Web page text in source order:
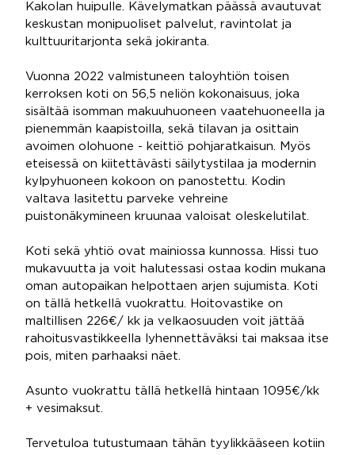
Kakolan huipulle. Kävelymatkan päässä avautuvat
keskustan monipuoliset palvelut, ravintolat ja
kulttuuritarjonta sekä jokiranta.
Vuonna 2022 valmistuneen taloyhtiön toisen
kerroksen koti on 56,5 neliön kokonaisuus, joka
sisältää isomman makuuhuoneen vaatehuoneella ja
pienemmän kaapistoilla, sekä tilavan ja osittain
avoimen olohuone - keittiö pohjaratkaisun. Myös
eteisessä on kiitettävästi säilytystilaa ja modernin
kylpyhuoneen kokoon on panostettu. Kodin
valtava lasitettu parveke vehreine
puistonäkymineen kruunaa valoisat oleskelutilat.
Koti sekä yhtiö ovat mainiossa kunnossa. Hissi tuo
mukavuutta ja voit halutessasi ostaa kodin mukana
oman autopaikan helpottaen arjen sujumista. Koti
on tällä hetkellä vuokrattu. Hoitovastike on
maltillisen 226€/ kk ja velkaosuuden voit jättää
rahoitusvastikkeella lyhennettäväksi tai maksaa itse
pois, miten parhaaksi näet.
Asunto vuokrattu tällä hetkellä hintaan 1095€/kk
+ vesimaksut.
Tervetuloa tutustumaan tähän tyylikkääseen kotiin